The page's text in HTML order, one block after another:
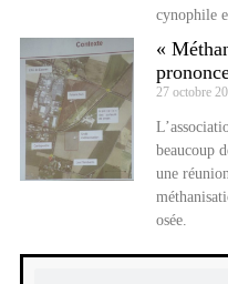
cynophile
«
27 octobre
beaucoup
une
osée.